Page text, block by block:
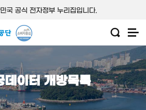
국 공식 전자정부 누리집입니다.
데이터 개방목록